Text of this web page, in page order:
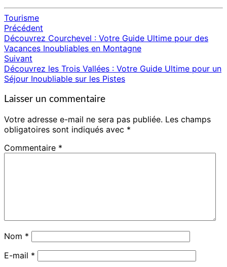
Tourisme
Navigation
d'article
Précédent
Découvrez Courchevel : Votre Guide Ultime pour des
Vacances Inoubliables en Montagne
Suivant
Découvrez les Trois Vallées : Votre Guide Ultime pour un
Séjour Inoubliable sur les Pistes
Laisser un commentaire
Votre adresse e-mail ne sera pas publiée. Les champs
obligatoires sont indiqués avec *
Commentaire *
Nom *
E-mail *